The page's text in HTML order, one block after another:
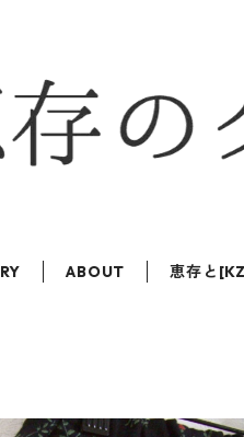
ABOUT 恵存と